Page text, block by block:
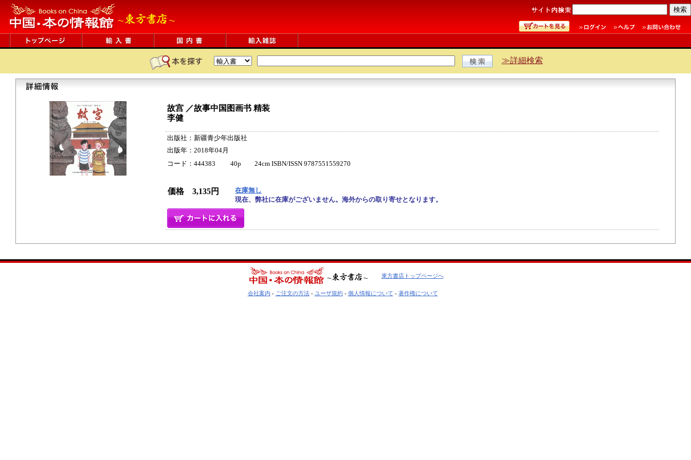
≫詳細検索
故宫 ／故事中国图画书 精装
李健
出版社：新疆青少年出版社
出版年：2018年04月
コード：444383 40p 24cm ISBN/ISSN 9787551559270
価格 3,135円
在庫無し
現在、弊社に在庫がございません。海外からの取り寄せとなります。
東方書店トップページへ
会社案内 - ご注文の方法- ユーザ規約- 個人情報について - 著作権について